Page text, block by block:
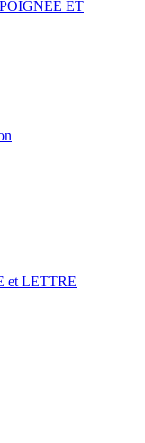
ET
et LETTRE